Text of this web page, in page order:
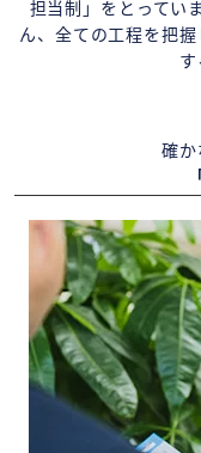
担当制」をとってい
ん、全ての工程を把
確